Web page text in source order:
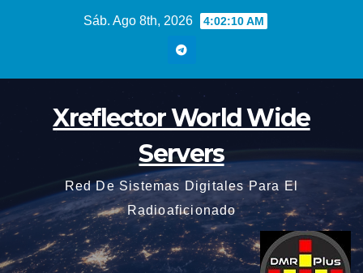
Sáb. Ago 8th, 2026 4:02:11 AM
Xreflector World Wide
Servers
Red De Sistemas Digitales Para El
Radioaficionado